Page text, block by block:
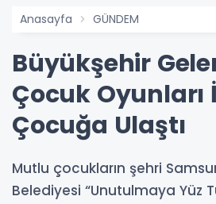
Anasayfa GÜNDEM
Büyükşehir
Çocuk Oyunları
Çocuğa Ulaştı
Mutlu çocukların şehri
Belediyesi “Unutulmaya Yüz